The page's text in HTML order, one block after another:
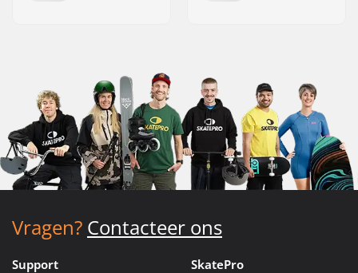
Vragen? Contacteer ons
Support SkatePro